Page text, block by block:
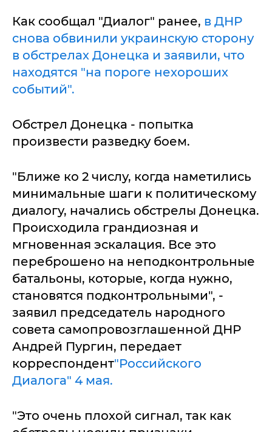
Как сообщал "Диалог" ранее, в ДНР
снова обвинили украинскую сторону
в обстрелах Донецка и заявили, что
находятся "на пороге нехороших
событий".
Обстрел Донецка - попытка
произвести разведку боем.
"Ближе ко 2 числу, когда наметились
минимальные шаги к политическому
диалогу, начались обстрелы Донецка.
Происходила грандиозная и
мгновенная эскалация. Все это
переброшено на неподконтрольные
батальоны, которые, когда нужно,
становятся подконтрольными", -
заявил председатель народного
совета самопровозглашенной ДНР
Андрей Пургин, передает
корреспондент"Российского
Диалога" 4 мая.
"Это очень плохой сигнал, так как